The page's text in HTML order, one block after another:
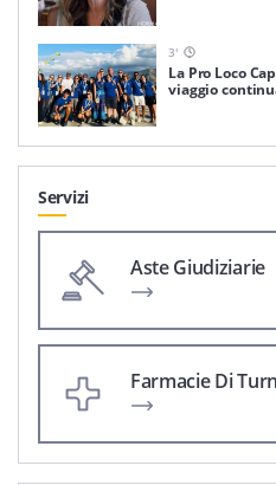
3'
La Pro Loco
viaggio
Servizi
Aste Giudiziarie
Farmacie Di